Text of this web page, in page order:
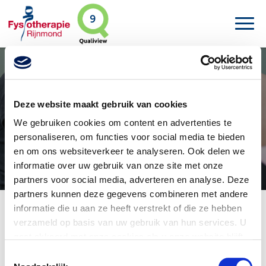
Deze website maakt gebruik van cookies
We gebruiken cookies om content en advertenties te
personaliseren, om functies voor social media te bieden
en om ons websiteverkeer te analyseren. Ook delen we
informatie over uw gebruik van onze site met onze
partners voor social media, adverteren en analyse. Deze
partners kunnen deze gegevens combineren met andere
informatie die u aan ze heeft verstrekt of die ze hebben
verzameld op basis van uw gebruik van hun services. U
9
Heup- en knieartrose
In het kort